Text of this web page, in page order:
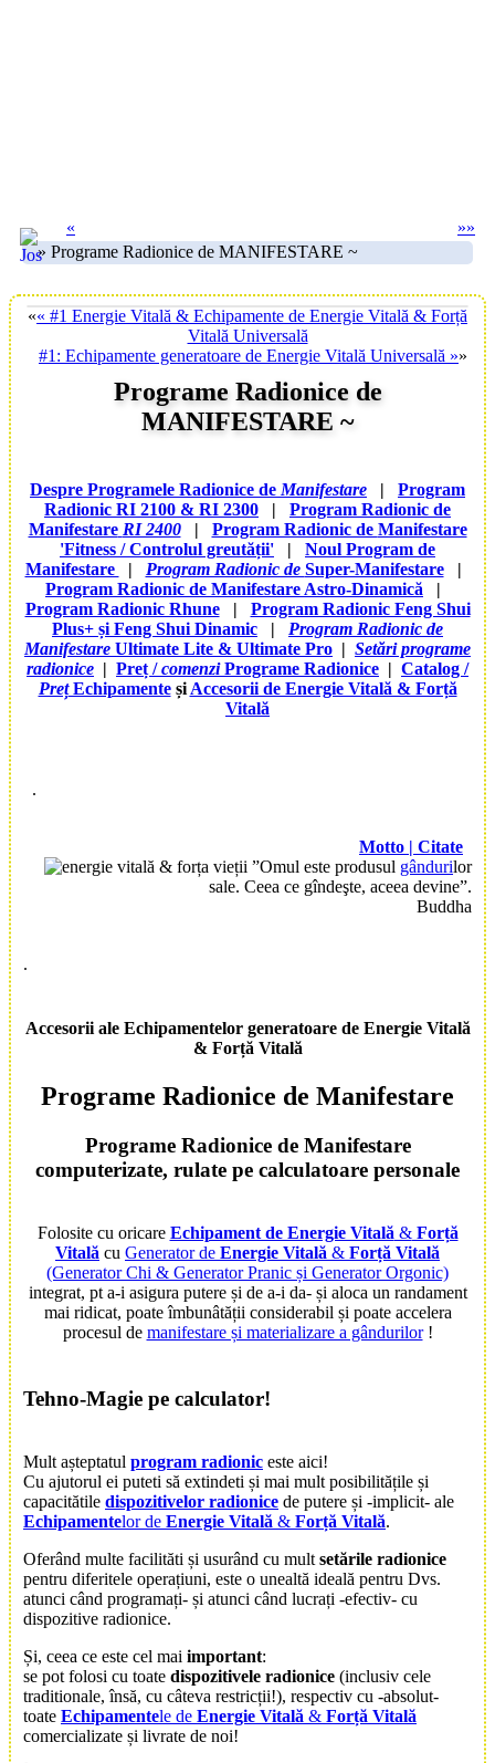
« »»
» Programe Radionice de MANIFESTARE ~
«« #1 Energie Vitală & Echipamente de Energie Vitală & Forță
Vitală Universală
#1: Echipamente generatoare de Energie Vitală Universală »»
Programe Radionice de
MANIFESTARE ~
Despre Programele Radionice de Manifestare | Program
Radionic RI 2100 & RI 2300 | Program Radionic de
Manifestare RI 2400| Program Radionic de Manifestare
'Fitness / Controlul greutății' | Noul Program de
Manifestare
| Program Radionic de Super-Manifestare|
Program Radionic de Manifestare Astro-Dinamică |
Program Radionic Rhune| Program Radionic Feng Shui
Plus+ și Feng Shui Dinamic | Program Radionic de
Manifestare Ultimate Lite & Ultimate Pro | Setări programe
radionice | Preț /comenziPrograme Radionice | Catalog /
PrețEchipamenteși Accesorii de Energie Vitală & Forță
Vitală
.
Motto | Citate
”Omul este produsul gândurilor
sale. Ceea ce gîndeşte, aceea devine”.
Buddha
.
Accesoriiale Echipamentelor generatoare de Energie Vitală
& Forță Vitală
Programe Radionice de Manifestare
Programe Radionice deManifestare
computerizate, rulate pe calculatoare personale
Folosite cu oricare Echipament de Energie Vitală &Forță
Vitală cu Generator de Energie Vitală & Forță Vitală
(Generator Chi & Generator Pranic și Generator Orgonic)
integrat, pt a-i asigura putere și de a-i da- și aloca un randament
mai ridicat, poate îmbunâtății considerabil și poate accelera
procesul de manifestare și materializare a gândurilor!
Tehno-Magie pe calculator!
Mult așteptatul program radionic este aici!
Cu ajutorul ei puteti să extindeti și mai mult posibilitățile și
capacitătile dispozitivelor radionice de putere și -implicit- ale
Echipamentelor de Energie Vitală & Forță Vitală.
Oferând multe facilităti și usurând cu mult setările radionice
pentru diferitele operațiuni, este o unealtă ideală pentru Dvs.
atunci când programați- și atunci când lucrați -efectiv- cu
dispozitive radionice.
Și, ceea ce este cel mai important:
se pot folosi cu toate dispozitivele radionice (inclusiv cele
traditionale, însă, cu câteva restricții!), respectiv cu -absolut-
toate Echipamentele de Energie Vitală & Forță Vitală
comercializate și livrate de noi!